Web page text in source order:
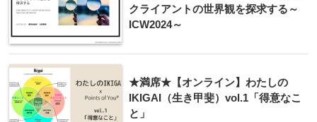
クライアントの世界観を探求する～
ICW2024～
★満席★【オンライン】わたしの
IKIGAI（生き甲斐）vol.1「得意なこ
と」